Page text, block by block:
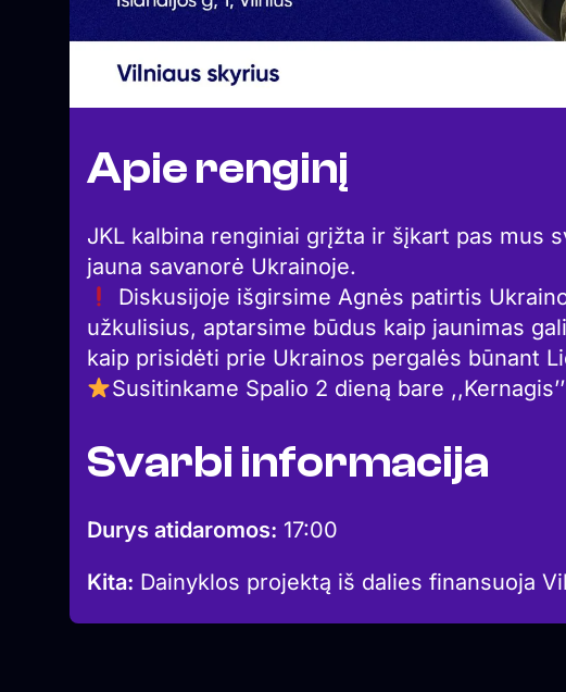
Apie renginį
JKL kalbina renginiai grįžta ir šįkart pas mus
jauna savanorė Ukrainoje.
Diskusijoje išgirsime Agnės patirtis
užkulisius, aptarsime būdus kaip jaunimas
kaip prisidėti prie Ukrainos pergalės būnant
Susitinkame Spalio 2 dieną bare
Svarbi informacija
Durys atidaromos: 17:00
Kita: Dainyklos projektą iš dalies finansuoja